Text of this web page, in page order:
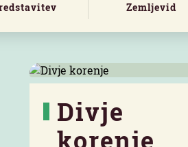
Zemljevid
Divje
korenje